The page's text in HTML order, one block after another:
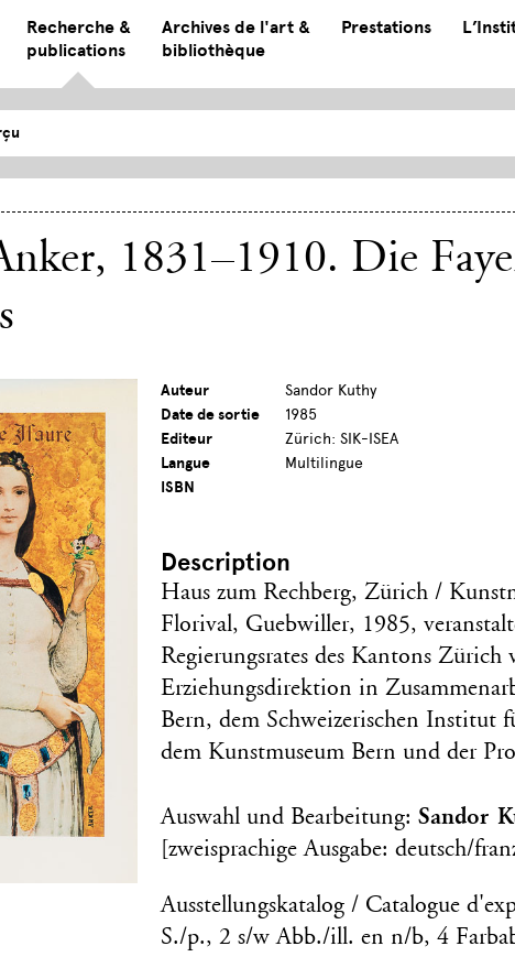
Recherche &
publications
Archives de l'art &
bibliothèque
Prestations
1831–1910. Die
Auteur
Sandor Kuthy
Date de sortie
1985
Editeur
Zürich: SIK-ISEA
Langue
Multilingue
ISBN
Description
Haus zum Rechberg, Zürich /
Florival, Guebwiller, 1985,
Regierungsrates des Kantons Zürich
Erziehungsdirektion in
Bern, dem Schweizerischen Institut
dem Kunstmuseum Bern und der
Auswahl und Bearbeitung:Sandor
[zweisprachige Ausgabe: deutsch/
Ausstellungskatalog / Catalogue
S./p., 2 s/w Abb./ill. en n/b, 4